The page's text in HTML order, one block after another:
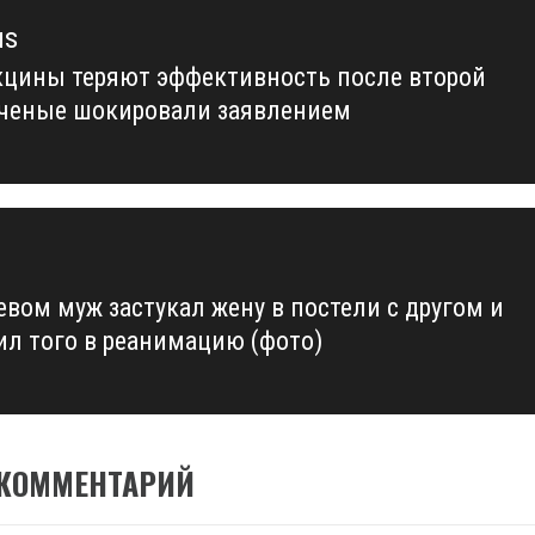
теряют эффективность после второй
шокировали заявлением
муж застукал жену в постели с другом и
того в реанимацию (фото)